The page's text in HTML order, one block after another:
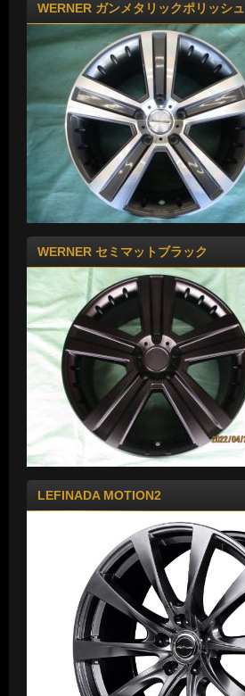
WERNER ガンメタリックポリッシュ
WERNER セミマットブラック
LEFINADA MOTION2